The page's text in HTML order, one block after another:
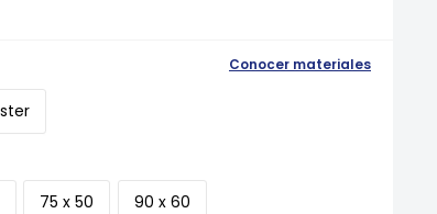
Conocer materiales
75 x 50 90 x 60